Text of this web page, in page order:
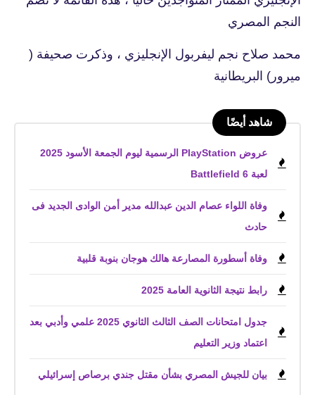
النجم المصري
محمد صلاح نجم ليفربول الإنجليزي ، وذكرت صحيفة (
ميرور) البريطانية
شاهد أيضًا
عروض PlayStation الرسمية ليوم الجمعة الأسود 2025
لعبة Battlefield 6
وفاة اللواء عصام الدين عبدالله مدير أمن الوادى الجديد فى
حادث
وفاة أسطورة المصارعة هالك هوجان بنوبة قلبية
رابط نتيجة الثانوية العامة 2025
جدول امتحانات الصف الثالث الثانوي 2025 علمي وأدبي بعد
اعتماد وزير التعليم
بيان للجيش المصري بشأن مقتل جندي برصاص إسرائيلي